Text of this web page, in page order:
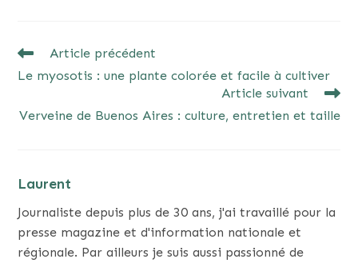
READ
ARTICLES
Article précédent
Le myosotis : une plante colorée et facile à cultiver
Article suivant
Verveine de Buenos Aires : culture, entretien et taille
Laurent
Journaliste depuis plus de 30 ans, j'ai travaillé pour la
presse magazine et d'information nationale et
régionale. Par ailleurs je suis aussi passionné de